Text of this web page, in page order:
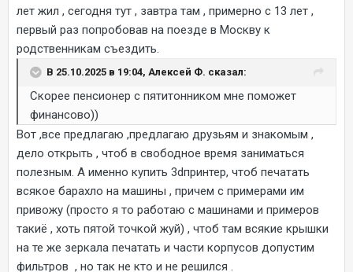
лет жил , сегодня тут , завтра там , примерно с 13 лет ,
первый раз попробовав на поезде в Москву к
родственникам съездить.
В 25.10.2025 в 19:04, Алексей Ф. сказал:
Скорее пенсионер с пятитонником мне поможет
финансово))
Вот ,все предлагаю ,предлагаю друзьям и знакомым ,
дело открыть , чтоб в свободное время заниматься
полезным. А именно купить 3dпринтер, чтоб печатать
всякое барахло на машины , причем с примерами им
привожу (просто я то работаю с машинами и примеров
такиё , хоть пятой точкой жуй) , чтоб там всякие крышки
на те же зеркала печатать и части корпусов допустим
фильтров , но так не кто и не решился .